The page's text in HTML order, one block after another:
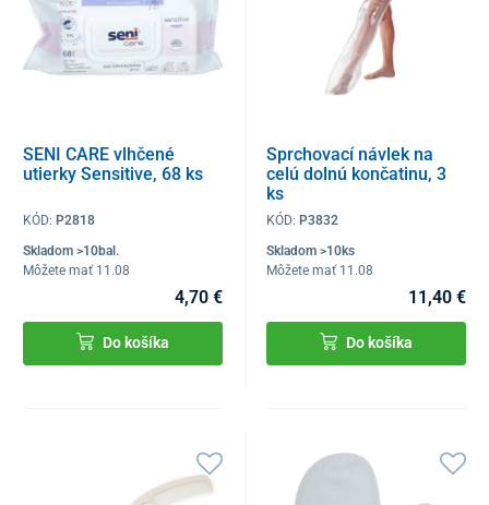
SENI CARE vlhčené
utierky Sensitive, 68 ks
KÓD: P2818
Skladom >10bal.
Môžete mať 11.08
4,70 €
Do košíka
Sprchovací návlek na
celú dolnú končatinu, 3
ks
KÓD:P3832
Skladom >10ks
Môžete mať 11.08
11,40 €
Do košíka